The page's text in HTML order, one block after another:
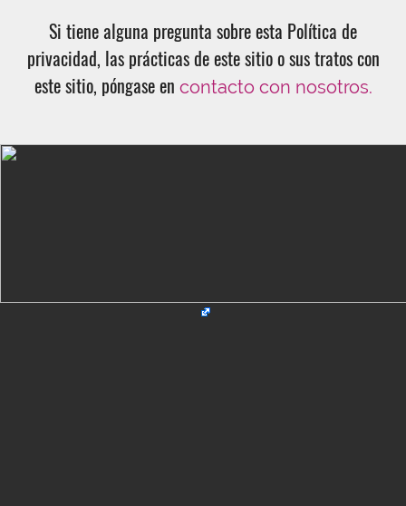
Si tiene alguna pregunta sobre esta Política de
privacidad, las prácticas de este sitio o sus tratos con
este sitio, póngase en contacto con nosotros.